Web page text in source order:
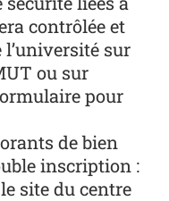
contrôlée et
l’université sur
ou sur
pour
de bien
inscription :
site du centre